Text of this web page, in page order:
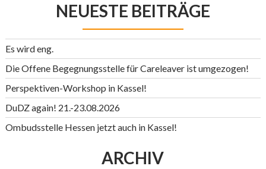
NEUESTE BEITRÄGE
Es wird eng.
Die Offene Begegnungsstelle für Careleaver ist umgezogen!
Perspektiven-Workshop in Kassel!
DuDZ again! 21.-23.08.2026
Ombudsstelle Hessen jetzt auch in Kassel!
ARCHIV